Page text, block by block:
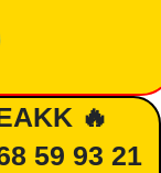
🔥
59 93 21